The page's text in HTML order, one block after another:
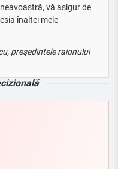
vă asigur de
înaltei mele
preşedintele raionului